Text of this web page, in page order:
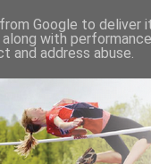
Google to deliver
with
and address abuse.